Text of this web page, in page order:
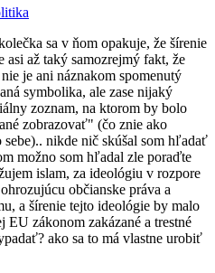
sa v ňom opakuje, že šírenie
asi až taký samozrejmý fakt, že
je ani náznakom spomenutý
symbolika, ale zase nijaký
zoznam, na ktorom by bolo
zobrazovať" (čo znie ako
sebe).. nikde nič skúšal som hľadať
možno som hľadal zle poraďte
islam, za ideológiu v rozpore
občianske práva a
a šírenie tejto ideológie by malo
zákonom zakázané a trestné
ako sa to má vlastne urobiť